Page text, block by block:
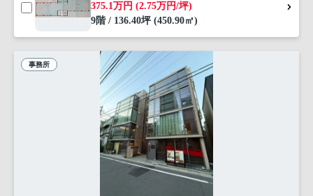
375.1万円 (2.75万円/坪)
9階 / 136.40坪 (450.90㎡)
事務所